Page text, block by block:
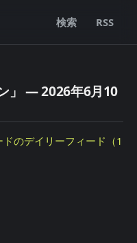
検索 RSS
」 — 2026年6月10
ドのデイリーフィード（1